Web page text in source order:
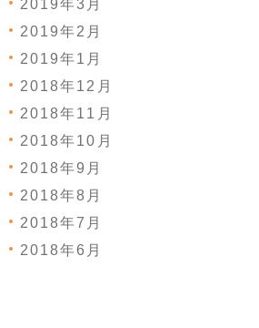
2019年3月
2019年2月
2019年1月
2018年12月
2018年11月
2018年10月
2018年9月
2018年8月
2018年7月
2018年6月